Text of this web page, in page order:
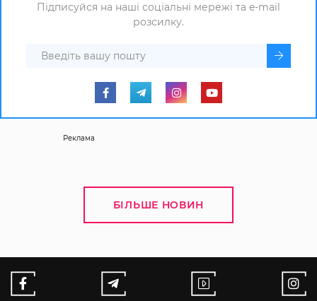
Підписуйся на наші соціальні мережі та e-mail
розсилку.
Реклама
БІЛЬШЕ НОВИН